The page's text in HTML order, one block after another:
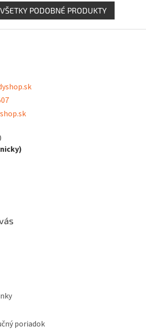
PODOBNÉ PRODUKTY
poriadok